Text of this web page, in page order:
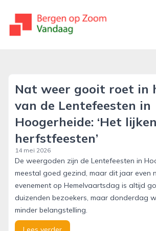
bergenopzoomvandaag.nl
Nat weer gooit roet in
van de Lentefeesten in
Hoogerheide: ‘Het
herfstfeesten’
14 mei 2026
De weergoden zijn de Lentefeesten in
meestal goed gezind, maar dit jaar even
evenement op Hemelvaartsdag is altijd
duizenden bezoekers, maar donderdag
minder belangstelling.